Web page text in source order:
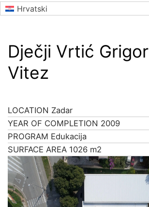
Hrvatski
Dječji Vrtić Grigor
Vitez
LOCATION Zadar
YEAR OF COMPLETION 2009
PROGRAM Edukacija
SURFACE AREA 1026 m2